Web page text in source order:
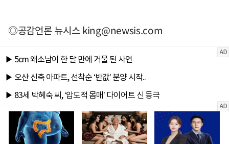
◎공감언론 뉴시스king@newsis.com